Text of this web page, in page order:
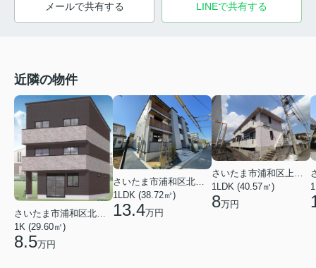
メールで共有する LINEで共有する
近隣の物件
さいたま市浦和区北浦和１丁目
1K (29.60㎡)
8.5万円
さいたま市浦和区北浦和２丁目
1LDK (38.72㎡)
13.4万円
さいたま市浦和区上木崎６丁目
1LDK (40.57㎡)
8万円